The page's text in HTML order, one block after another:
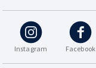
Instagram Facebook